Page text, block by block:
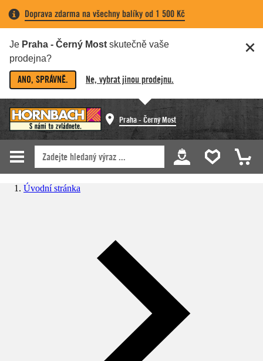
Doprava zdarma na všechny balíky od 1 500 Kč
Je Praha - Černý Most skutečně vaše
prodejna?
ANO, SPRÁVNĚ. Ne, vybrat jinou prodejnu.
Praha - Černý Most
Úvodní stránka